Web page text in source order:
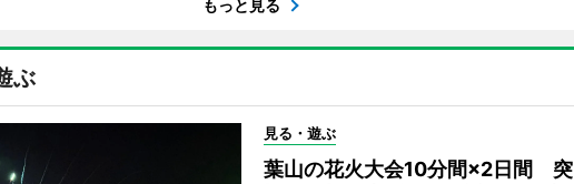
もっと見る
ぶ
見る・遊ぶ
葉山の花火大会10分間×2日間 突